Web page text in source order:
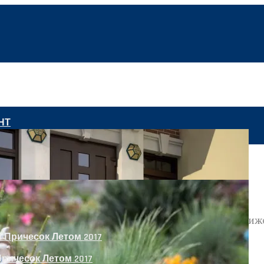
Летом 2017
Qualcomm Snapdragon 845
на чипе под названием «Snapdragon 845»